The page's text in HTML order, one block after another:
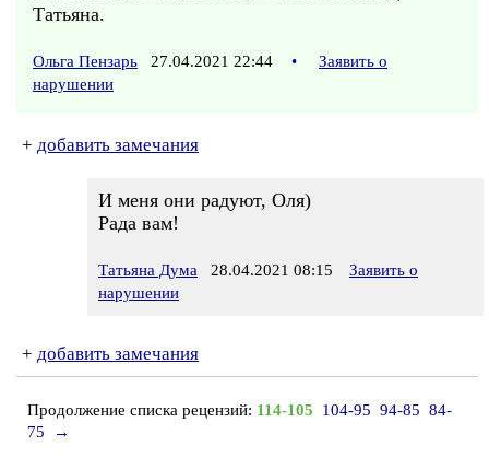
Татьяна.
Ольга Пензарь 27.04.2021 22:44 •
Заявить о
нарушении
+ добавить замечания
И меня они радуют, Оля)
Рада вам!
Татьяна Дума 28.04.2021 08:15
Заявить о
нарушении
+ добавить замечания
Продолжение списка рецензий: 114-105 104-95 94-85 84-
75
→